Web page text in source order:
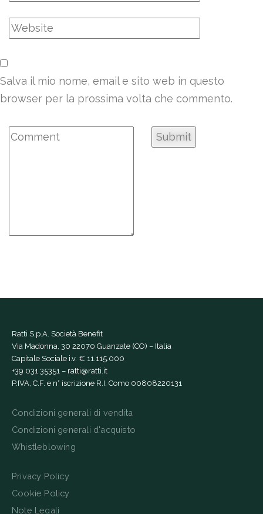
Salva il mio nome, email e sito web in questo
browser per la prossima volta che commento.
Ratti S.p.A. Società Benefit
Via Madonna, 30 22070 Guanzate (CO) – Italia
Capitale Sociale i.v. € 11.115.000
+39 031 35351 – ratti@ratti.it
P.IVA, C.F. e n° iscrizione R.I. Como 00808220131
Condizioni generali di vendita
Condizioni generali d'acquisto
Whistleblowing
Privacy Policy
Cookie Policy
Note Legali